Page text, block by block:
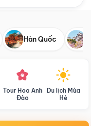
Hàn Quốc
Tour Hoa Anh
Đào
Du lịch Mùa
Hè